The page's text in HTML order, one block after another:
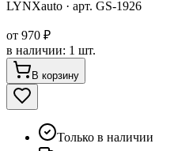
LYNXauto · арт. GS-1926
от 970 ₽
в наличии: 1 шт.
В корзину
Только в наличии